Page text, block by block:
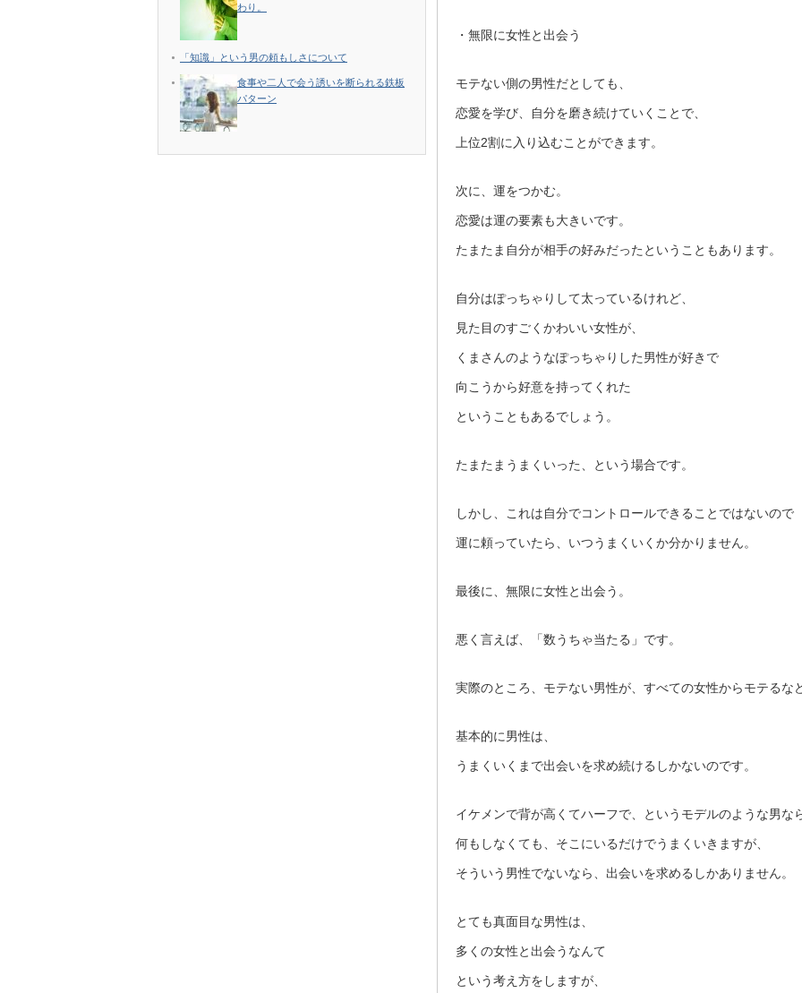
・無限に女性と出会う
モテない側の男性だとしても、
恋愛を学び、自分を磨き続けていくことで、
上位2割に入り込むことができます。
次に、運をつかむ。
恋愛は運の要素も大きいです。
たまたま自分が相手の好みだったということもあります。
自分はぽっちゃりして太っているけれど、
見た目のすごくかわいい女性が、
くまさんのようなぽっちゃりした男性が好きで
向こうから好意を持ってくれた
ということもあるでしょう。
たまたまうまくいった、という場合です。
しかし、これは自分でコントロールできることではないので
運に頼っていたら、いつうまくいくか分かりません。
最後に、無限に女性と出会う。
悪く言えば、「数うちゃ当たる」です。
実際のところ、モテない男性が、すべての女性からモテるな
基本的に男性は、
うまくいくまで出会いを求め続けるしかないのです。
イケメンで背が高くてハーフで、というモデルのような男なら
何もしなくても、そこにいるだけでうまくいきますが、
そういう男性でないなら、出会いを求めるしかありません。
とても真面目な男性は、
多くの女性と出会うなんて
という考え方をしますが、
わり。
「知識」という男の頼もしさについて
食事や二人で会う誘いを断られる鉄板
パターン